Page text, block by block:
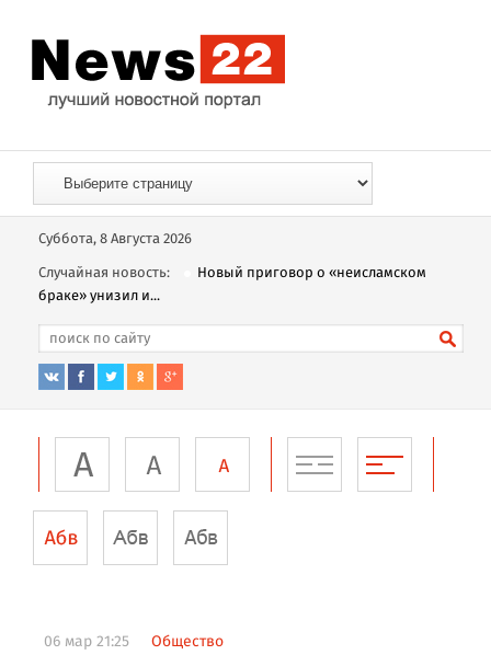
Суббота, 8 Августа 2026
Случайная новость:
Новый приговор о «неисламском
браке» унизил и...
06 мар 21:25 Общество